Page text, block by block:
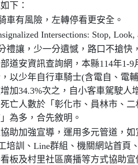
下：
車有風險，左轉停看更安全。
Intersections: Stop, Look,
禮讓，少一分遺憾，路口不搶快
道安資訊查詢網，本縣114年1-9
以少年自行車騎士(含電自、電
加34.3%次之，自小客車駕駛人
亡人數於「彰化市、員林市、
」為多，合先敘明。
助加強宣導，運用多元管道，
培訓、Line群組、機關網站首頁
板及村里社區廣播等方式協助宣